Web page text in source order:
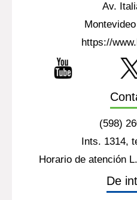
Av.
https://
(598)
Ints. 1314,
Horario de atención
De